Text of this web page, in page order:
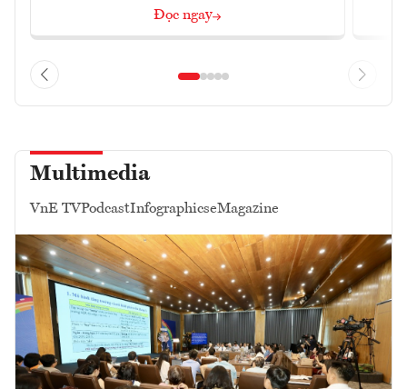
Đọc ngay
Multimedia
VnE TVPodcastInfographicseMagazine